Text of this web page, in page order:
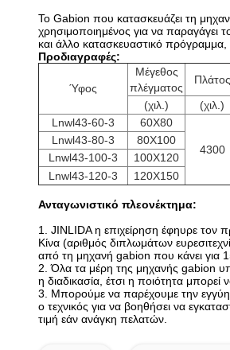
Το Gabion που κατασκευάζει τη
χρησιμοποιημένος για να παραγάγει
και άλλο κατασκευαστικό πρόγραμμα,
Προδιαγραφές:
Ύφος
Μέγεθος
πλέγματος
Πλάτος
(χιλ.)
(χιλ.)
Lnwl43-60-3
60X80
4300
Lnwl43-80-3
80X100
Lnwl43-100-3
100X120
Lnwl43-120-3
120X150
Ανταγωνιστικό πλεονέκτημα:
1. JINLIDA η επιχείρηση έφηυρε τον
Κίνα (αριθμός διπλωμάτων
από τη μηχανή gabion που κάνει για
2.Όλα τα μέρη της μηχανής gabion
η διαδικασία, έτσι η ποιότητα μπορεί
3. Μπορούμε να παρέχουμε την
ο τεχνικός για να βοηθήσει να
τιμή εάν ανάγκη πελατών.